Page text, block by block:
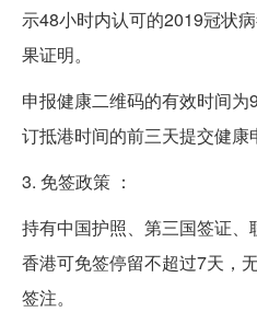
示48小时内认可的2019冠状
果证明。
申报健康二维码的有效时间
订抵港时间的前三天提交健康
3. 免签政策 ：
持有中国护照、第三国签证
香港可免签停留不超过7天，
签注。